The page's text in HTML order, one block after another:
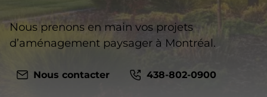
Nous prenons en main vos projets
d’aménagement paysager à Montréal.
Nous contacter 438-802-0900